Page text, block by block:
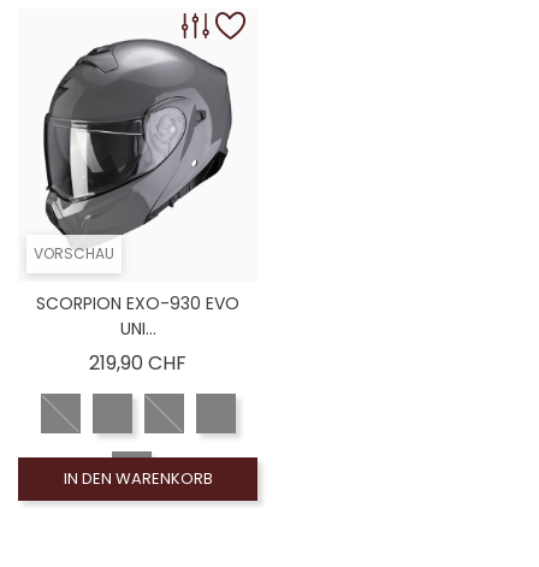
VORSCHAU
SCORPION EXO-930 EVO
UNI...
219,90 CHF
IN DEN WARENKORB